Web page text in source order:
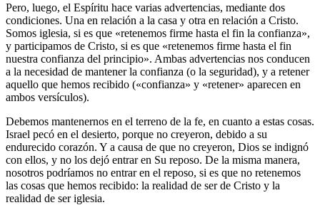
Pero, luego, el Espíritu hace varias advertencias, mediante dos
condiciones. Una en relación a la casa y otra en relación a Cristo.
Somos iglesia, si es que «retenemos firme hasta el fin la confianza»,
y participamos de Cristo, si es que «retenemos firme hasta el fin
nuestra confianza del principio». Ambas advertencias nos conducen
a la necesidad de mantener la confianza (o la seguridad), y a retener
aquello que hemos recibido («confianza» y «retener» aparecen en
ambos versículos).
Debemos mantenernos en el terreno de la fe, en cuanto a estas cosas.
Israel pecó en el desierto, porque no creyeron, debido a su
endurecido corazón. Y a causa de que no creyeron, Dios se indignó
con ellos, y no los dejó entrar en Su reposo. De la misma manera,
nosotros podríamos no entrar en el reposo, si es que no retenemos
las cosas que hemos recibido: la realidad de ser de Cristo y la
realidad de ser iglesia.